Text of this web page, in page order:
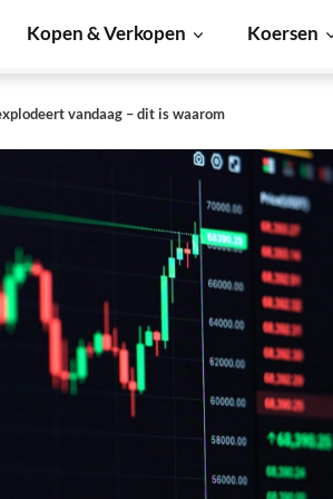
Kopen & Verkopen Koersen
vandaag – dit is waarom